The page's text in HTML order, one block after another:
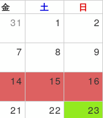
金 土 日
31 1 2
7 8 9
14 15 16
21 22 23